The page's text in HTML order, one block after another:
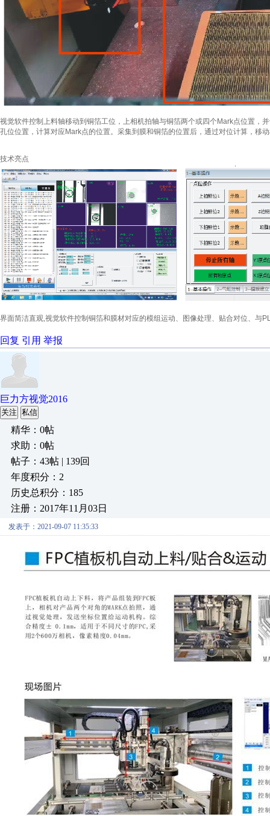
视觉软件控制上料轴移动到铜箔工位，上相机拍轴与铜箔两个或四个Mark点位置，
孔位位置，计算对应Mark点的位置。采集到膜和铜箔的位置后，通过对位计算，移
技术亮点
界面简洁直观,视觉软件控制铜箔和膜材对应的模组运动、图像处理、贴合对位、与
回复 引用 举报
巨力方视觉2016
关注 私信
精华：0帖
求助：0帖
帖子：43帖 | 139回
年度积分：2
历史总积分：185
注册：2017年11月03日
发表于：2021-09-07 11:35:33